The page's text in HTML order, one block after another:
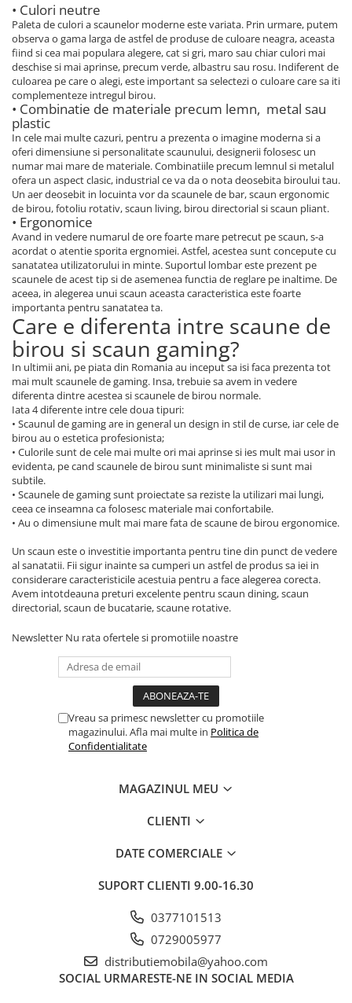
• Culori neutre
Paleta de culori a scaunelor moderne este variata. Prin urmare, putem
observa o gama larga de astfel de produse de culoare neagra, aceasta
fiind si cea mai populara alegere, cat si gri, maro sau chiar culori mai
deschise si mai aprinse, precum verde, albastru sau rosu. Indiferent de
culoarea pe care o alegi, este important sa selectezi o culoare care sa iti
complementeze intregul birou.
• Combinatie de materiale precum lemn, metal sau
plastic
In cele mai multe cazuri, pentru a prezenta o imagine moderna si a
oferi dimensiune si personalitate scaunului, designerii folosesc un
numar mai mare de materiale. Combinatiile precum lemnul si metalul
ofera un aspect clasic, industrial ce va da o nota deosebita biroului tau.
Un aer deosebit in locuinta vor da scaunele de bar, scaun ergonomic
de birou, fotoliu rotativ, scaun living, birou directorial si scaun pliant.
• Ergonomice
Avand in vedere numarul de ore foarte mare petrecut pe scaun, s-a
acordat o atentie sporita ergnomiei. Astfel, acestea sunt concepute cu
sanatatea utilizatorului in minte. Suportul lombar este prezent pe
scaunele de acest tip si de asemenea functia de reglare pe inaltime. De
aceea, in alegerea unui scaun aceasta caracteristica este foarte
importanta pentru sanatatea ta.
Care e diferenta intre scaune de
birou si scaun gaming?
In ultimii ani, pe piata din Romania au inceput sa isi faca prezenta tot
mai mult scaunele de gaming. Insa, trebuie sa avem in vedere
diferenta dintre acestea si scaunele de birou normale.
Iata 4 diferente intre cele doua tipuri:
• Scaunul de gaming are in general un design in stil de curse, iar cele de
birou au o estetica profesionista;
• Culorile sunt de cele mai multe ori mai aprinse si ies mult mai usor in
evidenta, pe cand scaunele de birou sunt minimaliste si sunt mai
subtile.
• Scaunele de gaming sunt proiectate sa reziste la utilizari mai lungi,
ceea ce inseamna ca folosesc materiale mai confortabile.
• Au o dimensiune mult mai mare fata de scaune de birou ergonomice.
Un scaun este o investitie importanta pentru tine din punct de vedere
al sanatatii. Fii sigur inainte sa cumperi un astfel de produs sa iei in
considerare caracteristicile acestuia pentru a face alegerea corecta.
Avem intotdeauna preturi excelente pentru scaun dining, scaun
directorial, scaun de bucatarie, scaune rotative.
Newsletter Nu rata ofertele si promotiile noastre
Vreau sa primesc newsletter cu promotiile
magazinului. Afla mai multe in Politica de
Confidentialitate
MAGAZINUL MEU
CLIENTI
DATE COMERCIALE
SUPORT CLIENTI 9.00-16.30
0377101513
0729005977
distributiemobila@yahoo.com
SOCIAL URMARESTE-NE IN SOCIAL MEDIA